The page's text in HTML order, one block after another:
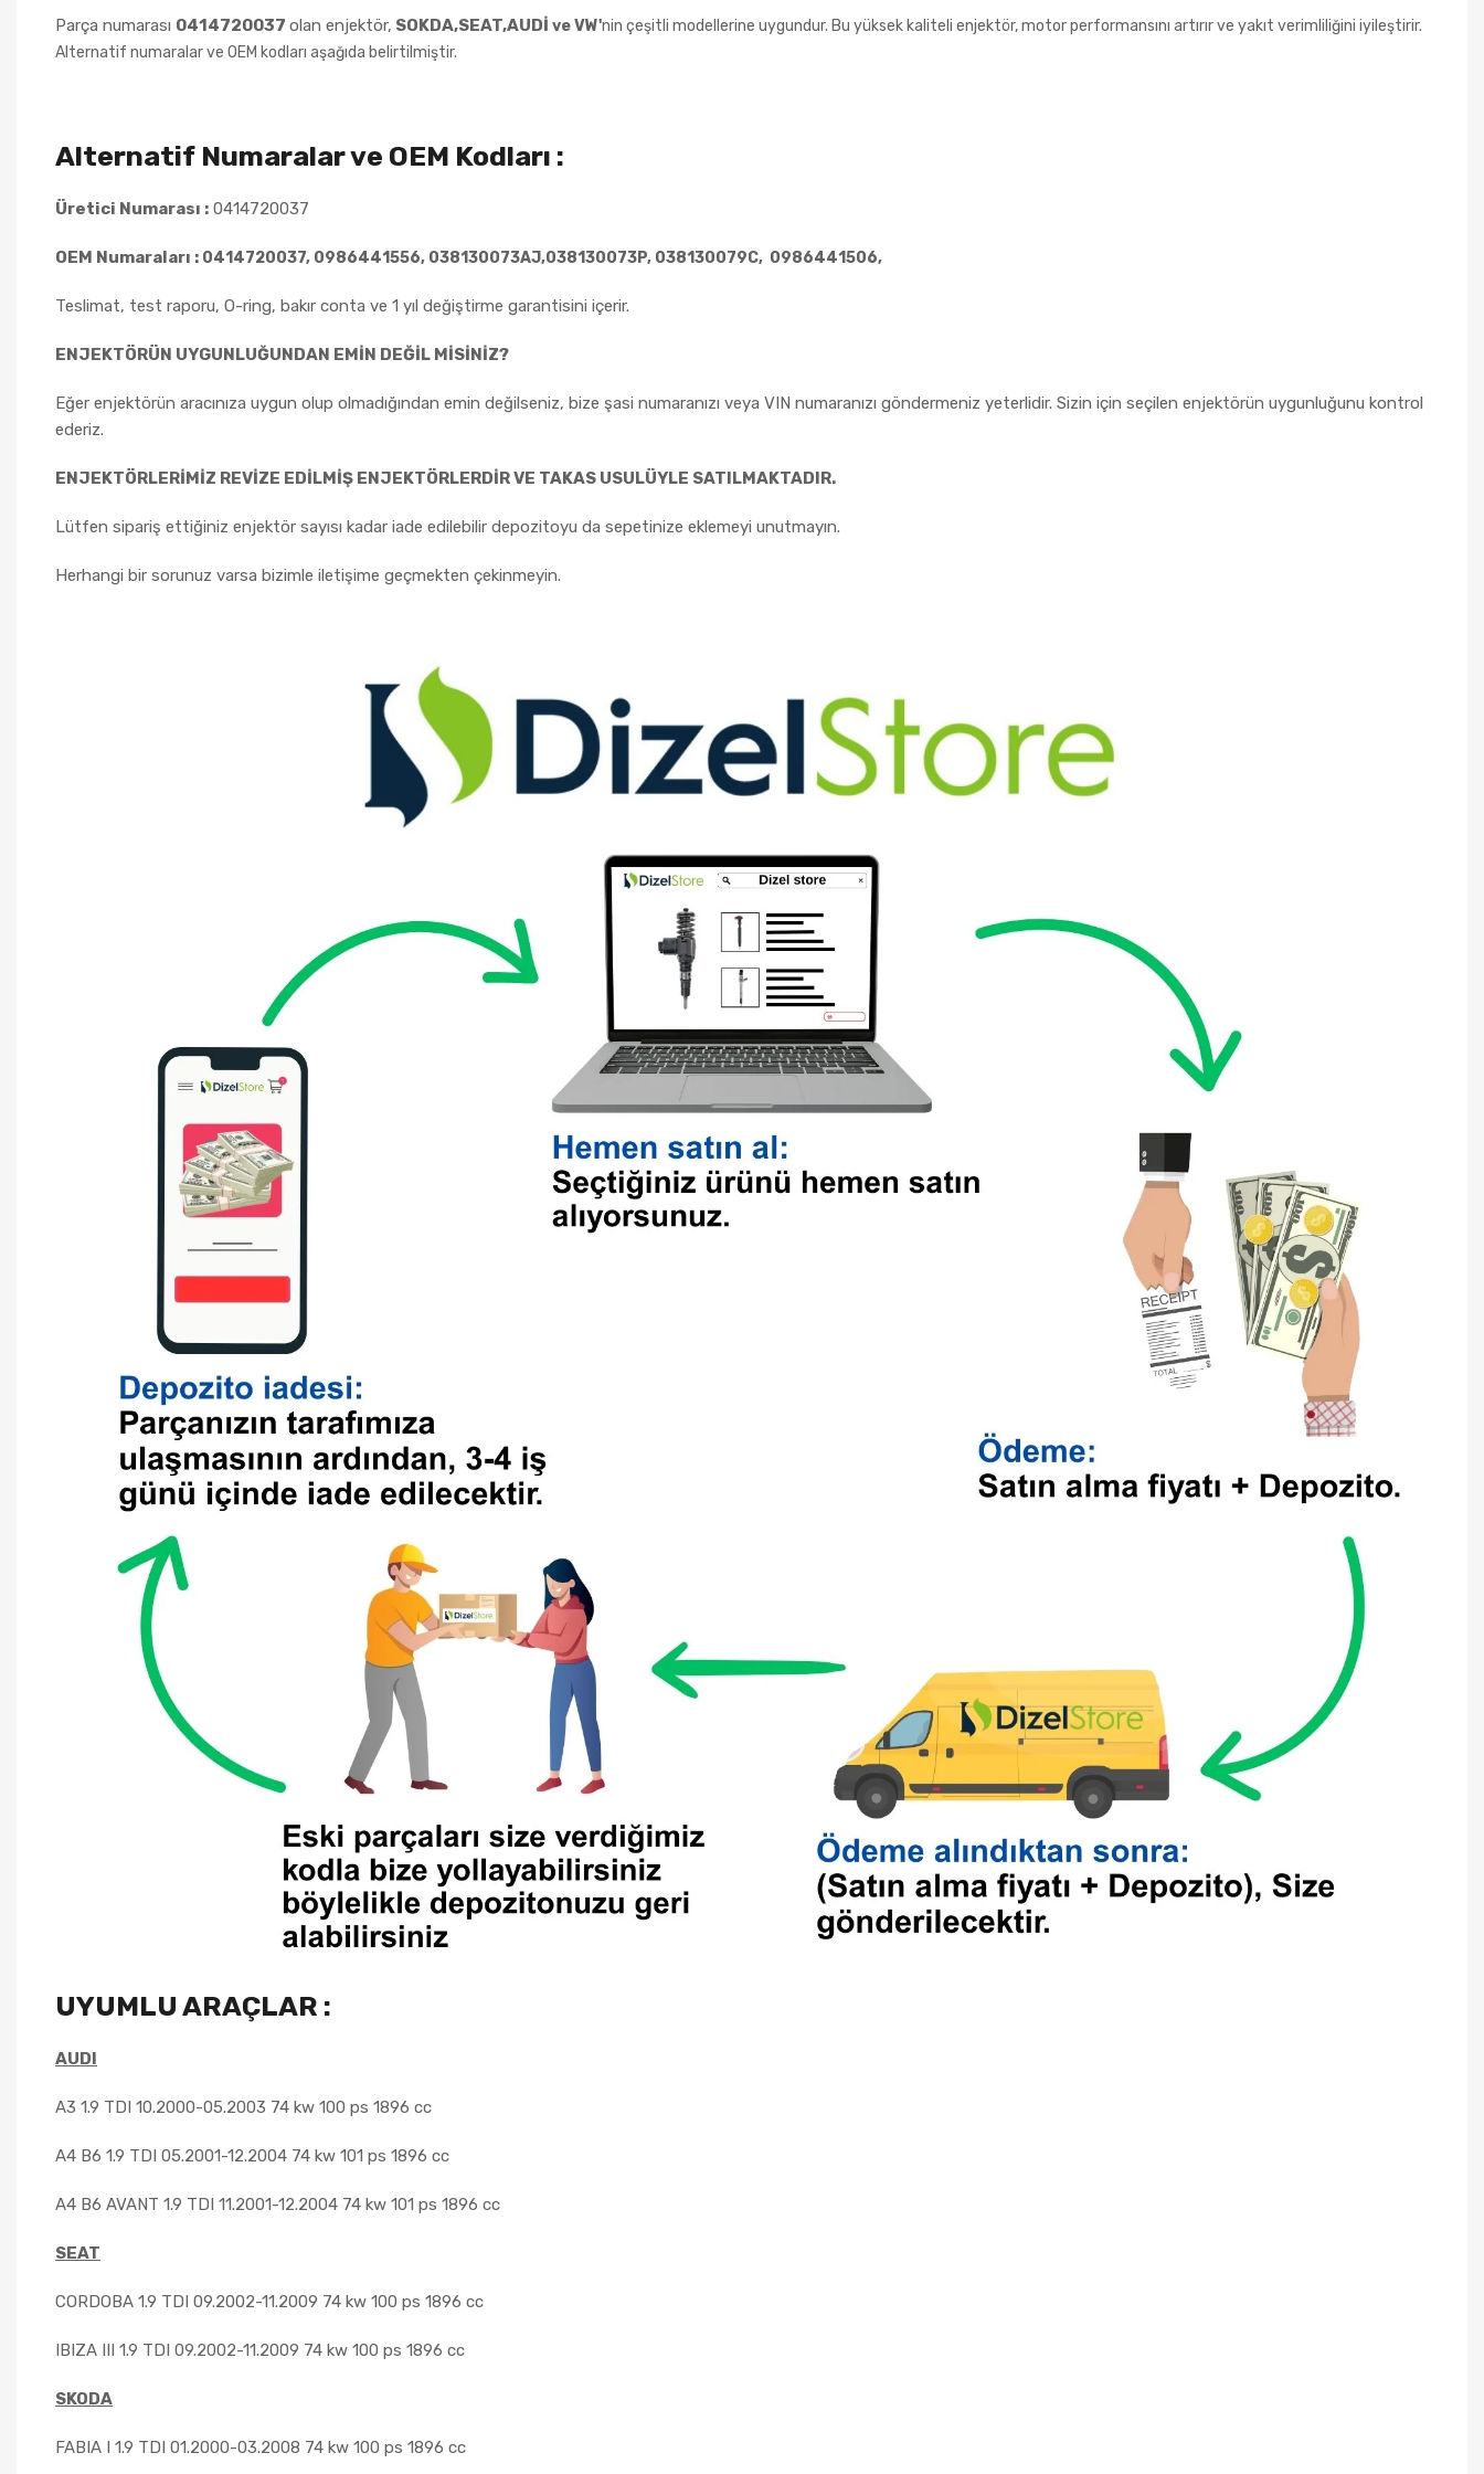
Parça numarası 0414720037 olan enjektör, SOKDA,SEAT,AUDİ veVW'nin çeşitli modellerine uygundur. Bu yüksek kaliteli enjektör, motor performansını artırır ve yakıt verimliliğini iyileştirir.
Alternatif numaralar ve OEM kodları aşağıda belirtilmiştir.
Alternatif Numaralar ve OEM Kodları :
Üretici Numarası : 0414720037
OEM Numaraları : 0414720037, 0986441556, 038130073AJ,038130073P, 038130079C, 0986441506,
Teslimat, test raporu, O-ring, bakır conta ve 1 yıl değiştirme garantisini içerir.
ENJEKTÖRÜN UYGUNLUĞUNDAN EMİN DEĞİL MİSİNİZ?
Eğer enjektörün aracınıza uygun olup olmadığından emin değilseniz, bize şasi numaranızı veya VIN numaranızı göndermeniz yeterlidir. Sizin için seçilen enjektörün uygunluğunu kontrol
ederiz.
ENJEKTÖRLERİMİZ REVİZE EDİLMİŞ ENJEKTÖRLERDİR VE TAKAS USULÜYLE SATILMAKTADIR.
Lütfen sipariş ettiğiniz enjektör sayısı kadar iade edilebilir depozitoyu da sepetinize eklemeyi unutmayın.
Herhangi bir sorunuz varsa bizimle iletişime geçmekten çekinmeyin.
UYUMLU ARAÇLAR :
AUDI
A3 1.9 TDI 10.2000-05.2003 74 kw 100 ps 1896 cc
A4 B6 1.9 TDI 05.2001-12.2004 74 kw 101 ps 1896 cc
A4 B6 AVANT 1.9 TDI 11.2001-12.2004 74 kw 101 ps 1896 cc
SEAT
CORDOBA 1.9 TDI 09.2002-11.2009 74 kw 100 ps 1896 cc
IBIZA III 1.9 TDI 09.2002-11.2009 74 kw 100 ps 1896 cc
SKODA
FABIA I 1.9 TDI 01.2000-03.2008 74 kw 100 ps 1896 cc